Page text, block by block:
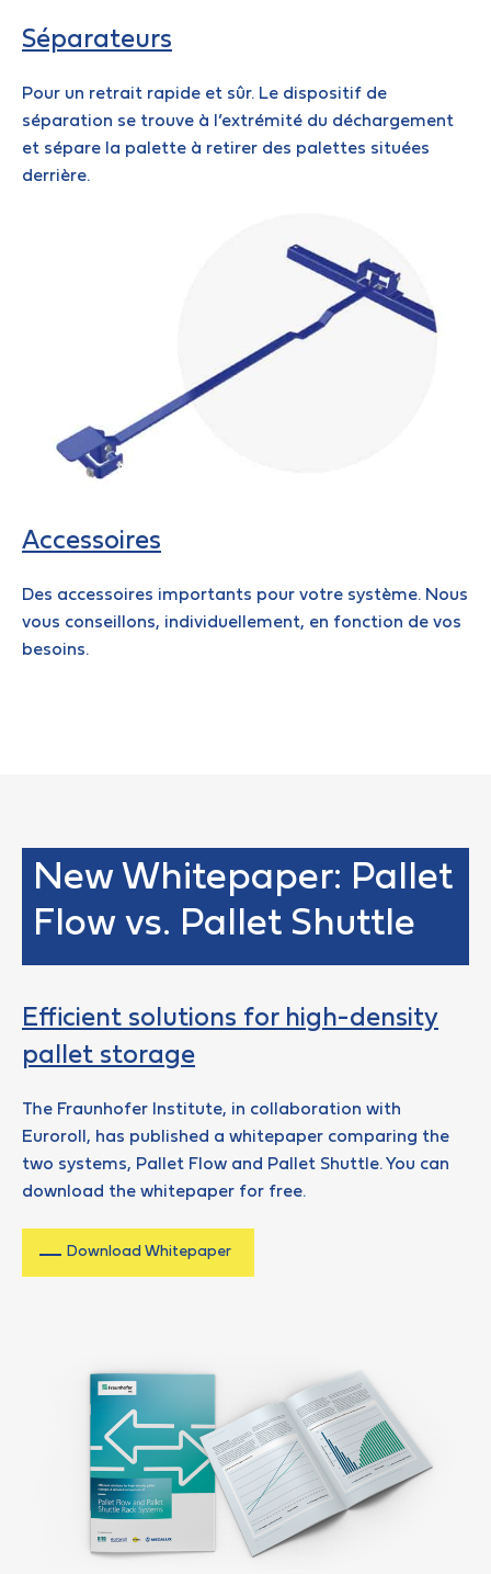
Séparateurs
Pour un retrait rapide et sûr. Le dispositif de
séparation se trouve à l’extrémité du déchargement
et sépare la palette à retirer des palettes situées
derrière.
Accessoires
Des accessoires importants pour votre système. Nous
vous conseillons, individuellement, en fonction de vos
besoins.
New Whitepaper: Pallet
Flow vs. Pallet Shuttle
Efficient solutions for high-density
pallet storage
The Fraunhofer Institute, in collaboration with
Euroroll, has published a whitepaper comparing the
two systems, Pallet Flow and Pallet Shuttle. You can
download the whitepaper for free.
Download Whitepaper